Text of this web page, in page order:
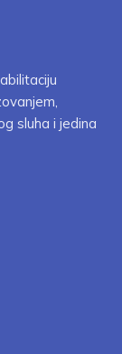
sluha i jedina